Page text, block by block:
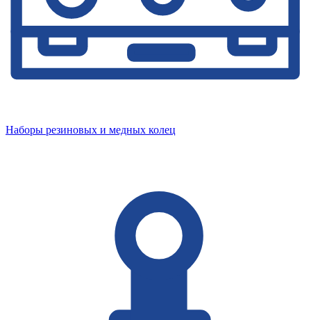
Наборы резиновых и медных колец